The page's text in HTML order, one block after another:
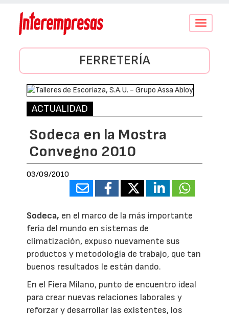
Conmutar
FERRETERÍA
ACTUALIDAD
Sodeca en la Mostra
Convegno 2010
03/09/2010
Sodeca, en el marco de la más importante
feria del mundo en sistemas de
climatización, expuso nuevamente sus
productos y metodología de trabajo, que tan
buenos resultados le están dando.
En el Fiera Milano, punto de encuentro ideal
para crear nuevas relaciones laborales y
reforzar y desarrollar las existentes, los